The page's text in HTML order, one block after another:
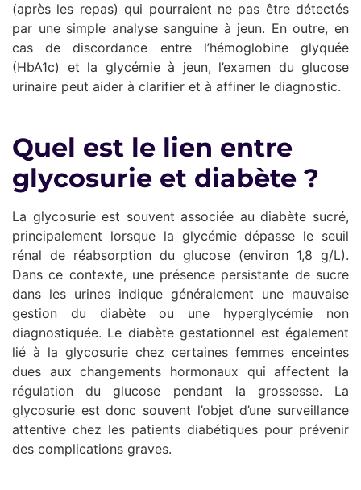
(après les repas) qui pourraient ne pas être détectés
par une simple analyse sanguine à jeun. En outre, en
cas de discordance entre l’hémoglobine glyquée
(HbA1c) et la glycémie à jeun, l’examen du glucose
urinaire peut aider à clarifier et à affiner le diagnostic.
Quel est le lien entre
glycosurie et diabète ?
La glycosurie est souvent associée au diabète sucré,
principalement lorsque la glycémie dépasse le seuil
rénal de réabsorption du glucose (environ 1,8 g/L).
Dans ce contexte, une présence persistante de sucre
dans les urines indique généralement une mauvaise
gestion du diabète ou une hyperglycémie non
diagnostiquée. Le diabète gestationnel est également
lié à la glycosurie chez certaines femmes enceintes
dues aux changements hormonaux qui affectent la
régulation du glucose pendant la grossesse. La
glycosurie est donc souvent l’objet d’une surveillance
attentive chez les patients diabétiques pour prévenir
des complications graves.